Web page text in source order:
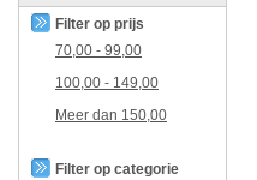
Filter op prijs
70,00 - 99,00
100,00 - 149,00
Meer dan 150,00
Filter op categorie